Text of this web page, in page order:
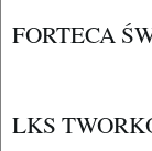
FORTECA
LKS